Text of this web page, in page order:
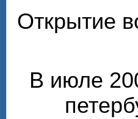
Открытие
В июле